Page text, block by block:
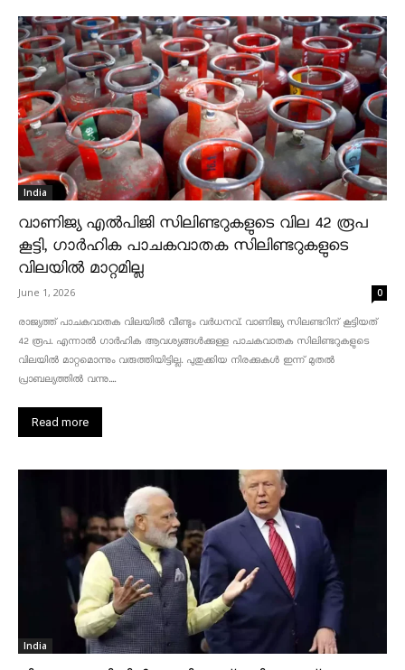
India
വാണിജ്യ എൽപിജി സിലിണ്ടറുകളുടെ വില 42 രൂപ
കൂട്ടി, ഗാർഹിക പാചകവാതക സിലിണ്ടറുകളുടെ
വിലയിൽ മാറ്റമില്ല
June 1, 2026 0
രാജ്യത്ത് പാചകവാതക വിലയിൽ വീണ്ടും വർധനവ്. വാണിജ്യ സിലണ്ടറിന് കൂട്ടിയത്
42 രൂപ. എന്നാൽ ഗാർഹിക ആവശ്യങ്ങൾക്കുള്ള പാചകവാതക സിലിണ്ടറുകളുടെ
വിലയിൽ മാറ്റമൊന്നും വരുത്തിയിട്ടില്ല. പുതുക്കിയ നിരക്കുകൾ ഇന്ന് മുതൽ
പ്രാബല്യത്തിൽ വന്നു....
Read more
India